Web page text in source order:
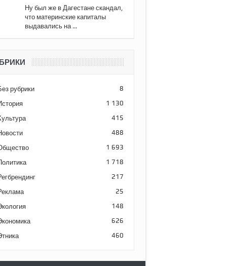
Ну был же в Дагестане скандал,
что материнские капиталы
выдавались на ...
рубрики 8
1 130
415
488
1 693
1 718
217
25
148
626
460